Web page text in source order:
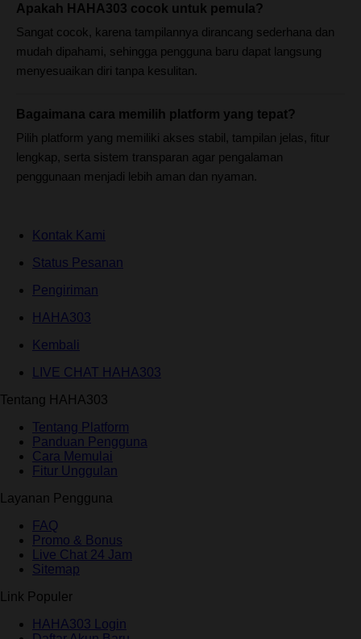
Apakah HAHA303 cocok untuk pemula?
Sangat cocok, karena tampilannya dirancang sederhana dan
mudah dipahami, sehingga pengguna baru dapat langsung
menyesuaikan diri tanpa kesulitan.
Bagaimana cara memilih platform yang tepat?
Pilih platform yang memiliki akses stabil, tampilan jelas, fitur
lengkap, serta sistem transparan agar pengalaman
penggunaan menjadi lebih aman dan nyaman.
Kontak Kami
Status Pesanan
Pengiriman
HAHA303
Kembali
LIVE CHAT HAHA303
Tentang HAHA303
Tentang Platform
Panduan Pengguna
Cara Memulai
Fitur Unggulan
Layanan Pengguna
FAQ
Promo & Bonus
Live Chat 24 Jam
Sitemap
Link Populer
HAHA303 Login